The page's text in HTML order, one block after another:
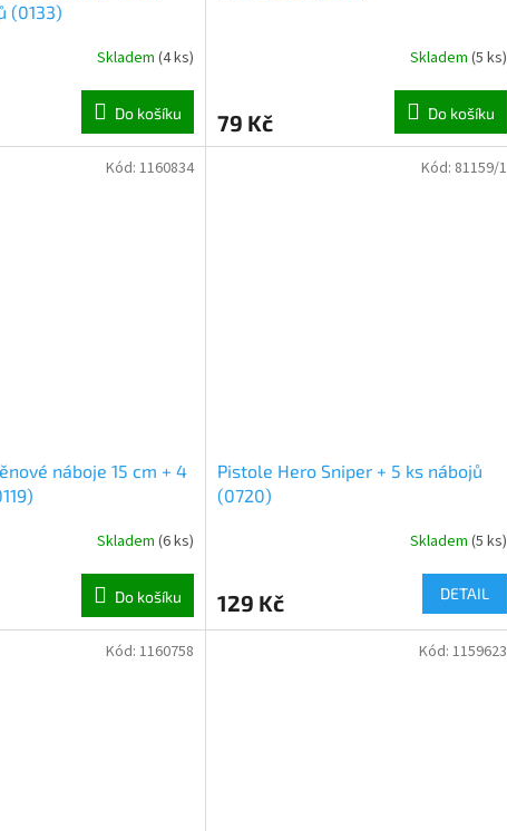
(0133)
Skladem (4 ks)
Do košíku
Skladem (5 ks)
79 Kč Do košíku
náboje 15 cm + 4
Skladem (6 ks)
Do košíku
Kód: 1160834
Pistole Hero Sniper + 5 ks nábojů
(0720)
Skladem (5 ks)
129 Kč DETAIL
Kód: 81159/1
Kód: 1160758 Kód: 1159623